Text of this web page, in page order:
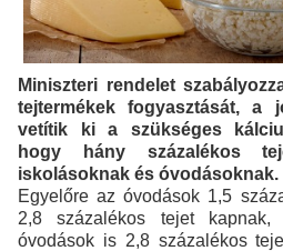
Miniszteri rendelet
tejtermékek fogyasztását, a
vetítik ki a szükséges
hogy hány százalékos
iskolásoknak és óvodásoknak.
Egyelőre az óvodások 1,5
2,8 százalékos tejet
óvodások is 2,8 százalékos